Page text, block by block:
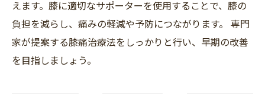
えます。膝に適切なサポーターを使用することで、膝の
負担を減らし、痛みの軽減や予防につながります。 専門
家が提案する膝痛治療法をしっかりと行い、早期の改善
を目指しましょう。